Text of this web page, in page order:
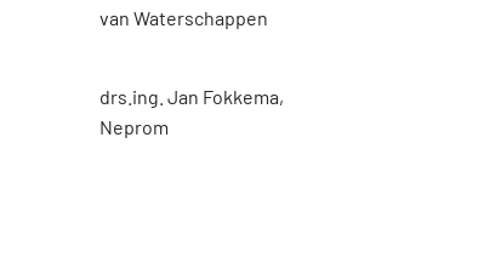
van Waterschappen
drs.ing. Jan Fokkema,
Neprom